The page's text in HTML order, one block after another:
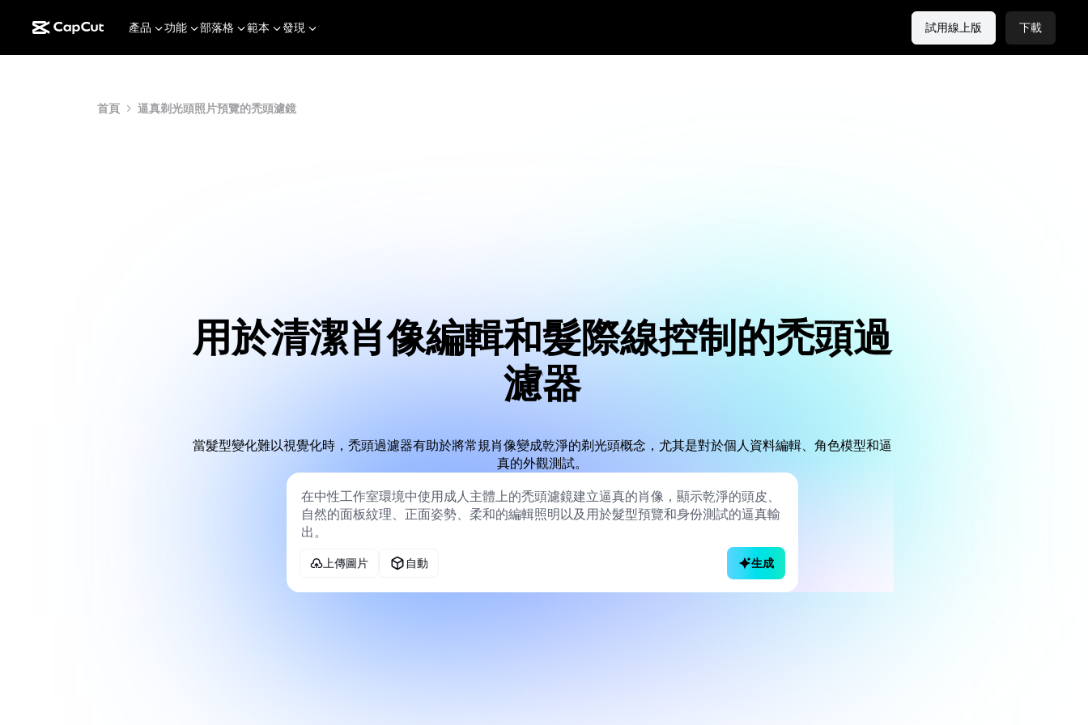
產品 功能 部落格 範本 發現 試用線上版 下載
首頁 逼真剃光頭照片預覽的禿頭濾鏡
用於清潔肖像編輯和髮際線控制的禿頭過
濾器
當髮型變化難以視覺化時，禿頭過濾器有助於將常規肖像變成乾淨的剃光頭概念，尤其是對於個人資料編輯、角色模型和逼
真的外觀測試。
上傳圖片 自動 生成